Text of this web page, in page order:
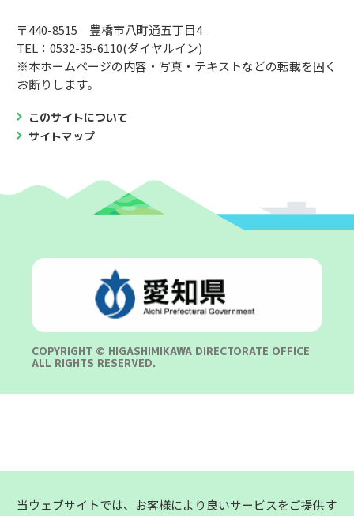
〒440-8515 豊橋市八町通五丁目4
TEL：0532-35-6110(ダイヤルイン)
※本ホームページの内容・写真・テキストなどの転載を固く
お断りします。
このサイトについて
サイトマップ
COPYRIGHT © HIGASHIMIKAWA DIRECTORATE OFFICE
ALL RIGHTS RESERVED.
当ウェブサイトでは、お客様により良いサービスをご提供す